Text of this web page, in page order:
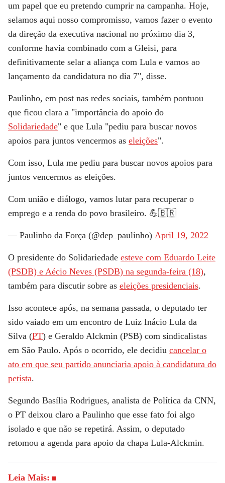
um papel que eu pretendo cumprir na campanha. Hoje,
selamos aqui nosso compromisso, vamos fazer o evento
da direção da executiva nacional no próximo dia 3,
conforme havia combinado com a Gleisi, para
definitivamente selar a aliança com Lula e vamos ao
lançamento da candidatura no dia 7", disse.
Paulinho, em post nas redes sociais, também pontuou
que ficou clara a "importância do apoio do
Solidariedade" e que Lula "pediu para buscar novos
apoios para juntos vencermos as eleições".
Com isso, Lula me pediu para buscar novos apoios para
juntos vencermos as eleições.
Com união e diálogo, vamos lutar para recuperar o
emprego e a renda do povo brasileiro. 💪🇧🇷
— Paulinho da Força (@dep_paulinho) April 19, 2022
O presidente do Solidariedade esteve com Eduardo Leite
(PSDB) e Aécio Neves (PSDB) na segunda-feira (18),
também para discutir sobre as eleições presidenciais.
Isso acontece após, na semana passada, o deputado ter
sido vaiado em um encontro de Luiz Inácio Lula da
Silva (PT) e Geraldo Alckmin (PSB) com sindicalistas
em São Paulo. Após o ocorrido, ele decidiu cancelar o
ato em que seu partido anunciaria apoio à candidatura do
petista.
Segundo Basília Rodrigues, analista de Política da CNN,
o PT deixou claro a Paulinho que esse fato foi algo
isolado e que não se repetirá. Assim, o deputado
retomou a agenda para apoio da chapa Lula-Alckmin.
Leia Mais: